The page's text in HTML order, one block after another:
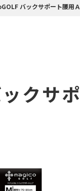
バックサポート腰用
クサ